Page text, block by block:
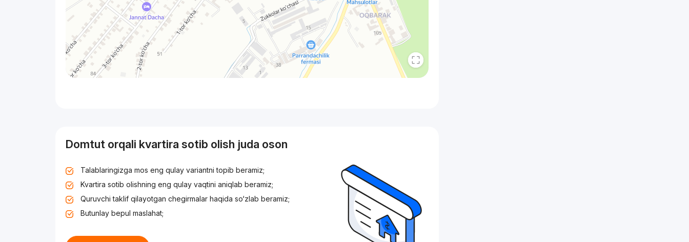
Domtut orqali kvartira sotib olish juda oson
Talablaringizga mos eng qulay variantni topib beramiz;
Kvartira sotib olishning eng qulay vaqtini aniqlab beramiz;
Quruvchi taklif qilayotgan chegirmalar haqida so‘zlab beramiz;
Butunlay bepul maslahat;